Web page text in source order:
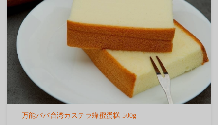
万能パパ台湾カステラ蜂蜜蛋糕 500g